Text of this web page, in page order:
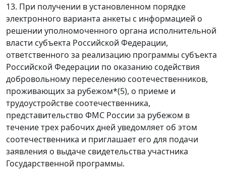
13. При получении в установленном порядке
электронного варианта анкеты с информацией о
решении уполномоченного органа исполнительной
власти субъекта Российской Федерации,
ответственного за реализацию программы субъекта
Российской Федерации по оказанию содействия
добровольному переселению соотечественников,
проживающих за рубежом*(5), о приеме и
трудоустройстве соотечественника,
представительство ФМС России за рубежом в
течение трех рабочих дней уведомляет об этом
соотечественника и приглашает его для подачи
заявления о выдаче свидетельства участника
Государственной программы.